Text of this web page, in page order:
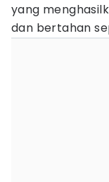
yang
dan bertahan